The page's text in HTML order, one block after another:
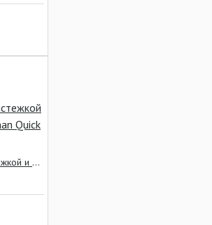
Вертлюги с застежкой и конусом Drennan Quick Snap Swivels